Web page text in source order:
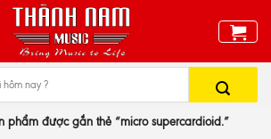
phẩm được gắn thẻ “micro supercardioid.”